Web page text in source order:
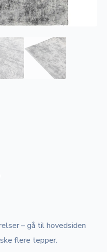
– gå til hovedsiden
flere tepper.